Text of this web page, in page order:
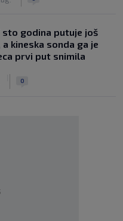
sto godina putuje još
kineska sonda ga je
prvi put snimila
0